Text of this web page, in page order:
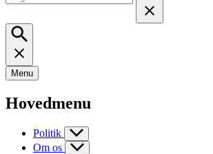
Menu
Hovedmenu
Politik
Om os